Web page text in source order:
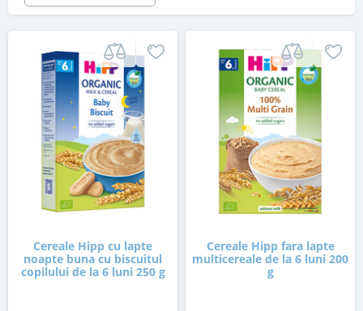
Cereale Hipp cu lapte
noapte buna cu biscuitul
copilului de la 6 luni 250 g
Cereale Hipp fara lapte
multicereale de la 6 luni 200
g